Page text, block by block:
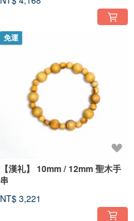
免運
【漢礼】 10mm / 12mm 聖木手
串
NT$ 3,221